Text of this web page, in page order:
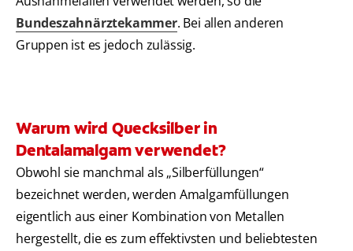
Bundeszahnärztekammer. Bei allen anderen
Gruppen ist es jedoch zulässig.
Warum wird Quecksilber in
Dentalamalgam verwendet?
Obwohl sie manchmal als „Silberfüllungen“
bezeichnet werden, werden Amalgamfüllungen
eigentlich aus einer Kombination von Metallen
hergestellt, die es zum effektivsten und beliebtesten